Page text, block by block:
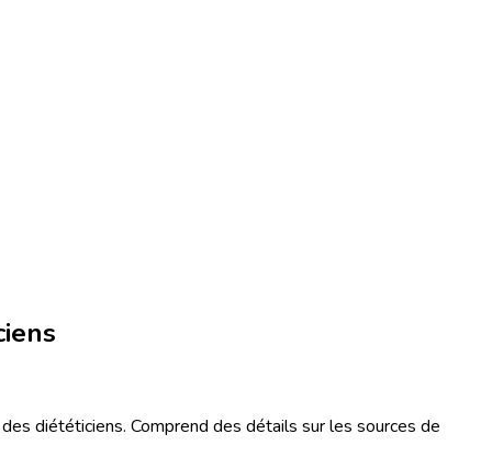
diététiciens. Comprend des détails sur les sources de